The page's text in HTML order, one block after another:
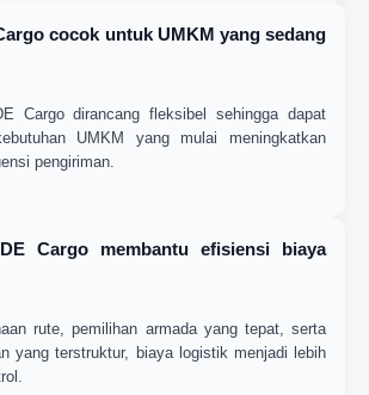
cocok untuk UMKM yang sedang
Cargo dirancang fleksibel sehingga dapat
UMKM yang mulai meningkatkan
pengiriman.
Cargo membantu efisiensi biaya
rute, pemilihan armada yang tepat, serta
yang terstruktur, biaya logistik menjadi lebih